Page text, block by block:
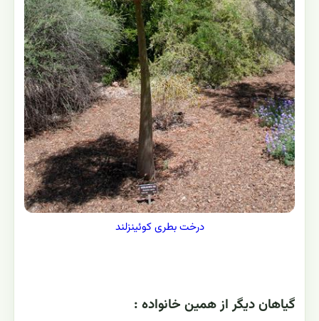
درخت بطری کوئینزلند
گياهان ديگر از همين خانواده :